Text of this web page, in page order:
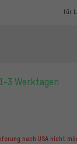
für
3 Werktagen
nach USA nicht